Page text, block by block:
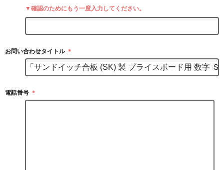
▼確認のためにもう一度入力してください。
お問い合わせタイトル ＊
電話番号 ＊